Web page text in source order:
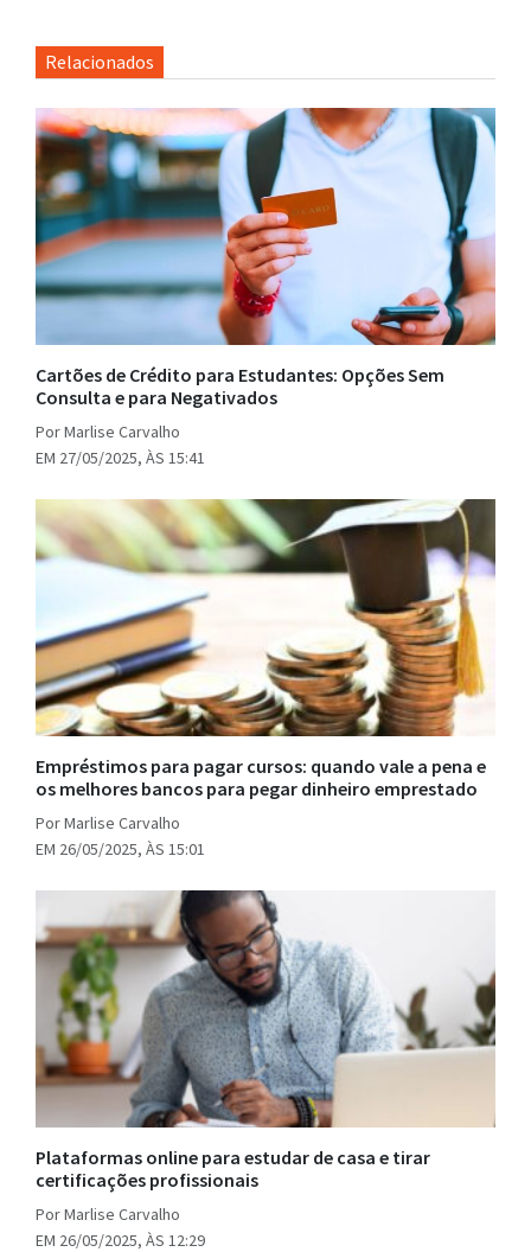
Relacionados
Cartões de Crédito para Estudantes: Opções Sem
Consulta e para Negativados
Por Marlise Carvalho
EM 27/05/2025, ÀS 15:41
Empréstimos para pagar cursos: quando vale a pena e
os melhores bancos para pegar dinheiro emprestado
Por Marlise Carvalho
EM 26/05/2025, ÀS 15:01
Plataformas online para estudar de casa e tirar
certificações profissionais
Por Marlise Carvalho
EM 26/05/2025, ÀS 12:29